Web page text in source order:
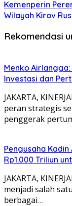
Kemenperin
Wilayah Kirov
Rekomendasi
Menko
Investasi dan
JAKARTA,
peran strategis
penggerak
Pengusaha
Rp1.000 Triliun
JAKARTA,
menjadi salah
berbagai…